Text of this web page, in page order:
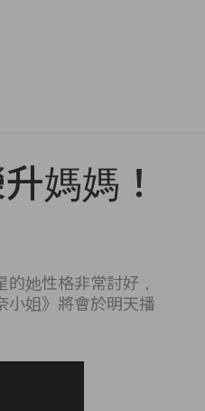
媽媽！
她性格非常討好，
小姐》將會於明天播